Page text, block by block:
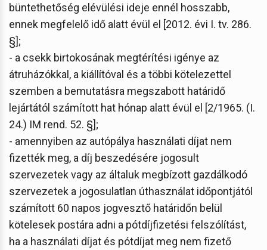
büntethetőség elévülési ideje ennél hosszabb,
ennek megfelelő idő alatt évül el [2012. évi I. tv. 286.
§];
- a csekk birtokosának megtérítési igénye az
átruházókkal, a kiállítóval és a többi kötelezettel
szemben a bemutatásra megszabott határidő
lejártától számított hat hónap alatt évül el [2/1965. (I.
24.) IM rend. 52. §];
- amennyiben az autópálya használati díjat nem
fizették meg, a díj beszedésére jogosult
szervezetek vagy az általuk megbízott gazdálkodó
szervezetek a jogosulatlan úthasználat időpontjától
számított 60 napos jogvesztő határidőn belül
kötelesek postára adni a pótdíjfizetési felszólítást,
ha a használati díjat és pótdíjat meg nem fizető